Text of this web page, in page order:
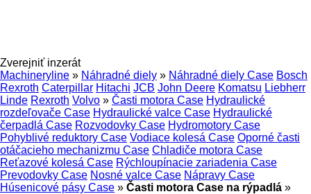
Zverejniť inzerát
Machineryline » Náhradné diely » Náhradné diely Case Bosch
Rexroth Caterpillar Hitachi JCB John Deere Komatsu Liebherr
Linde Rexroth Volvo » Časti motora Case Hydraulické
rozdeľovače Case Hydraulické valce Case Hydraulické
čerpadlá Case Rozvodovky Case Hydromotory Case
Pohyblivé reduktory Case Vodiace kolesá Case Oporné časti
otáčacieho mechanizmu Case Chladiče motora Case
Reťazové kolesá Case Rýchloupínacie zariadenia Case
Prevodovky Case Nosné valce Case Nápravy Case
Húsenicové pásy Case » Časti motora Case na rýpadlá »